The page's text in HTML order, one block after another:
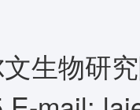
生物研